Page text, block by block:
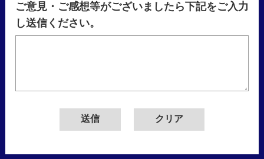
ご意見・ご感想等がございましたら下記をご入力
し送信ください。